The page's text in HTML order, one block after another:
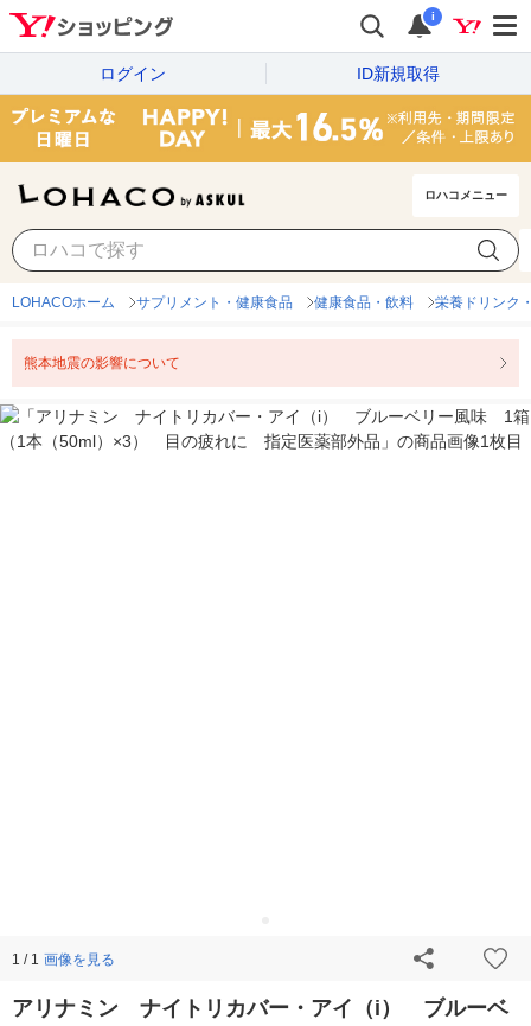
i
ログイン ID新規取得
ロハコメニュー
LOHACOホーム サプリメント・健康食品 健康食品・飲料 栄養ドリンク
熊本地震の影響について
1 / 1 画像を見る
アリナミン ナイトリカバー・アイ（i） ブルーベ